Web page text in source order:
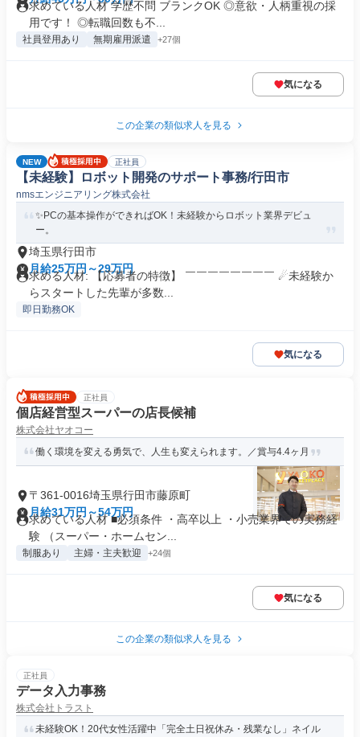
求めている人材 学歴不問 ブランクOK ◎意欲・人柄重視の採
用です！ ◎転職回数も不...
社員登用あり 無期雇用派遣 +27個
気になる
この企業の類似求人を見る
NEW 正社員
【未経験】ロボット開発のサポート事務/行田市
nmsエンジニアリング株式会社
✨PCの基本操作ができればOK！未経験からロボット業界デビュ
ー。
埼玉県行田市
月給25万円～29万円
求める人材: 【応募者の特徴】 ￣￣￣￣￣￣￣￣ ☄未経験か
らスタートした先輩が多数...
即日勤務OK
気になる
正社員
個店経営型スーパーの店長候補
株式会社ヤオコー
働く環境を変える勇気で、人生も変えられます。／賞与4.4ヶ月
〒361-0016埼玉県行田市藤原町
月給31万円～54万円
求めている人材 ■必須条件 ・高卒以上 ・小売業界での実務経
験 （スーパー・ホームセン...
制服あり 主婦・主夫歓迎 +24個
気になる
この企業の類似求人を見る
正社員
データ入力事務
株式会社トラスト
未経験OK！20代女性活躍中「完全土日祝休み・残業なし」ネイル